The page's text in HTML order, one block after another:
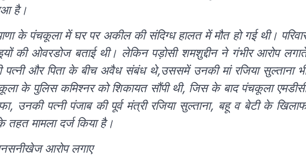
है।
के पंचकूला में घर पर अकील की संदिग्ध हालत में मौत हो गई थी।
की ओवरडोज बताई थी। लेकिन पड़ोसी शमशुद्दीन ने गंभीर आरोप
पत्नी और पिता के बीच अवैध संबंध थे,उससमें उनकी मां रजिया सुल्ताना
के पुलिस कमिश्नर को शिकायत सौंपी थी, जिस के बाद पंचकूला
उनकी पत्नी पंजाब की पूर्व मंत्री रजिया सुल्ताना, बहू व बेटी के
तहत मामला दर्ज किया है।
आरोप लगाए